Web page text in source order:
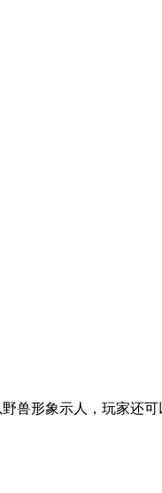
野兽形象示人，玩家还